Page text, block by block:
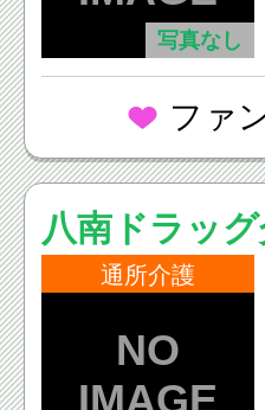
写真なし
ファ
八南ドラッ
通所介護